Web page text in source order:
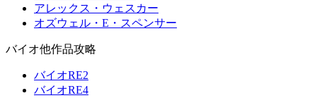
アレックス・ウェスカー
オズウェル・E・スペンサー
バイオ他作品攻略
バイオRE2
バイオRE4